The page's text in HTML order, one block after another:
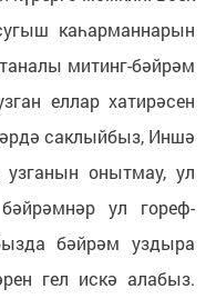
каһарманнарын
митинг-бәйрәм
еллар хатирәсен
саклыйбыз, Иншә
онытмау, ул
ул гореф-
бәйрәм уздыра
гел искә алабыз.